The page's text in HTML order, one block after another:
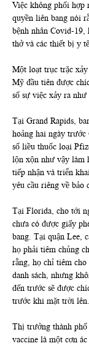
Việc không phối hợp
quyền liên bang nói
bệnh nhân Covid-19,
thở và các thiết bị y
Một loạt trục trặc
Mỹ đầu tiên được
số sự việc xảy ra như
Tại Grand Rapids,
hoảng hai ngày
số liều thuốc loại
lộn xộn như vậy làm
tiếp nhận và triển
yêu cầu riêng về bảo
Tại Florida, cho tới
chưa có được giấy
bang. Tại quận Lee,
họ phải tiêm chủng
rằng, họ chỉ tiêm
danh sách, nhưng
đến trước sẽ được
trước khi mặt trời lên.
Thị trưởng thành
vaccine là một cơn